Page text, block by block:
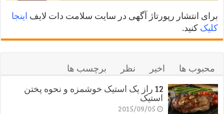
برای انتشار رپورتاژ آگهی در سایت سلامت دات لایف اینجا
کلیک کنید.
محبوب ها اخیر نظر
برچسب ها
12 راز یک استیک خوشمزه و نحوه پختن
استیک
2015/09/05